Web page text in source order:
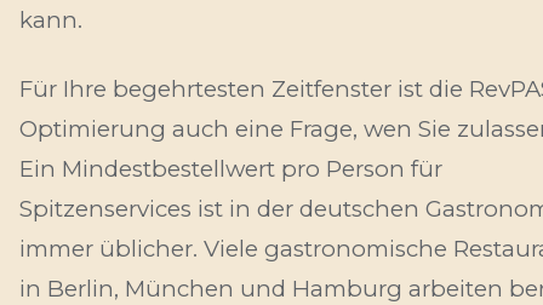
kann.
Für Ihre begehrtesten Zeitfenster ist die
Optimierung auch eine Frage, wen Sie
Ein Mindestbestellwert pro Person für
Spitzenservices ist in der deutschen
immer üblicher. Viele gastronomische
in Berlin, München und Hamburg arbeiten